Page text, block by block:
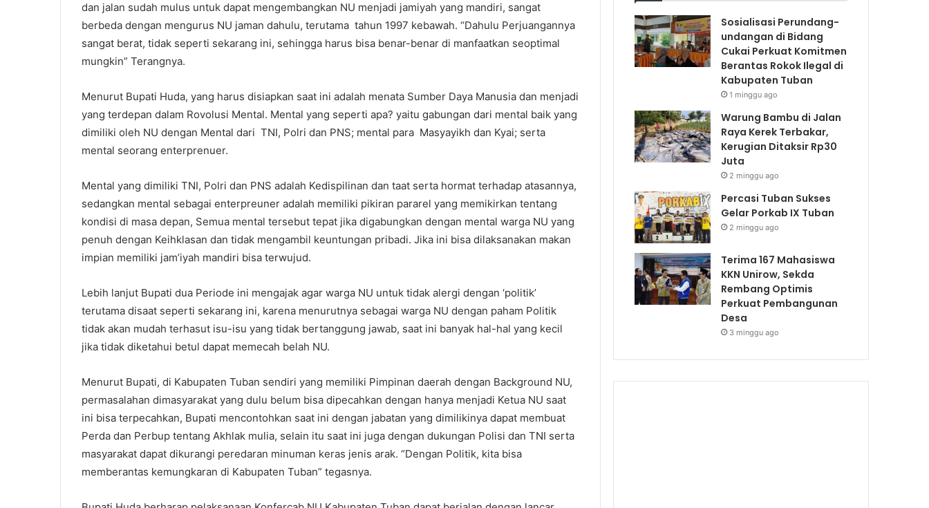
dan jalan sudah mulus untuk dapat mengembangkan NU menjadi jamiyah yang mandiri, sangat
berbeda dengan mengurus NU jaman dahulu, terutama tahun 1997 kebawah. “Dahulu Perjuangannya
sangat berat, tidak seperti sekarang ini, sehingga harus bisa benar-benar di manfaatkan seoptimal
mungkin” Terangnya.
Menurut Bupati Huda, yang harus disiapkan saat ini adalah menata Sumber Daya Manusia dan menjadi
yang terdepan dalam Rovolusi Mental. Mental yang seperti apa? yaitu gabungan dari mental baik yang
dimiliki oleh NU dengan Mental dari TNI, Polri dan PNS; mental para Masyayikh dan Kyai; serta
mental seorang enterprenuer.
Mental yang dimiliki TNI, Polri dan PNS adalah Kedispilinan dan taat serta hormat terhadap atasannya,
sedangkan mental sebagai enterpreuner adalah memiliki pikiran pararel yang memikirkan tentang
kondisi di masa depan, Semua mental tersebut tepat jika digabungkan dengan mental warga NU yang
penuh dengan Keihklasan dan tidak mengambil keuntungan pribadi. Jika ini bisa dilaksanakan makan
impian memiliki jam’iyah mandiri bisa terwujud.
Lebih lanjut Bupati dua Periode ini mengajak agar warga NU untuk tidak alergi dengan ‘politik’
terutama disaat seperti sekarang ini, karena menurutnya sebagai warga NU dengan paham Politik
tidak akan mudah terhasut isu-isu yang tidak bertanggung jawab, saat ini banyak hal-hal yang kecil
jika tidak diketahui betul dapat memecah belah NU.
Menurut Bupati, di Kabupaten Tuban sendiri yang memiliki Pimpinan daerah dengan Background NU,
permasalahan dimasyarakat yang dulu belum bisa dipecahkan dengan hanya menjadi Ketua NU saat
ini bisa terpecahkan, Bupati mencontohkan saat ini dengan jabatan yang dimilikinya dapat membuat
Perda dan Perbup tentang Akhlak mulia, selain itu saat ini juga dengan dukungan Polisi dan TNI serta
masyarakat dapat dikurangi peredaran minuman keras jenis arak. “Dengan Politik, kita bisa
memberantas kemungkaran di Kabupaten Tuban” tegasnya.
Sosialisasi Perundang-
undangan di Bidang
Cukai Perkuat Komitmen
Berantas Rokok Ilegal di
Kabupaten Tuban
1 minggu ago
Warung Bambu di Jalan
Raya Kerek Terbakar,
Kerugian Ditaksir Rp30
Juta
2 minggu ago
Percasi Tuban Sukses
Gelar Porkab IX Tuban
2 minggu ago
Terima 167 Mahasiswa
KKN Unirow, Sekda
Rembang Optimis
Perkuat Pembangunan
Desa
3 minggu ago